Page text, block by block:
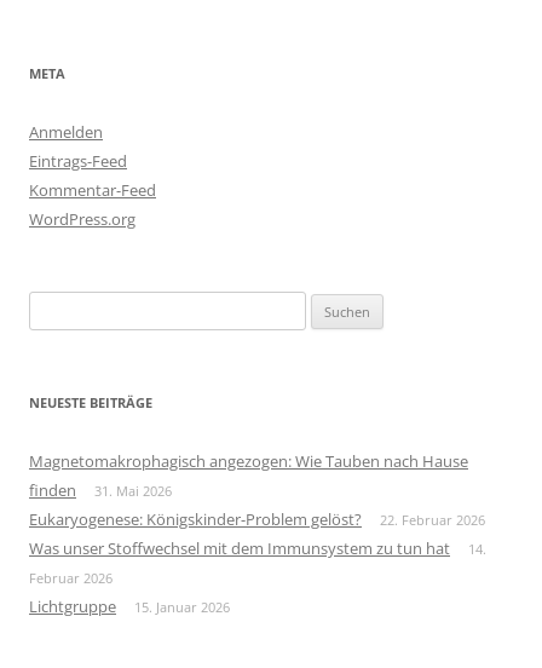
META
Anmelden
Eintrags-Feed
Kommentar-Feed
WordPress.org
nach:
NEUESTE BEITRÄGE
Magnetomakrophagisch angezogen: Wie Tauben nach Hause
finden
31. Mai 2026
Eukaryogenese: Königskinder-Problem gelöst? 22. Februar 2026
Was unser Stoffwechsel mit dem Immunsystem zu tun hat
14.
Februar 2026
Lichtgruppe 15. Januar 2026